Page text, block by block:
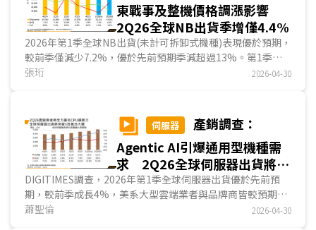
東戰事及整機價格調漲影響
2Q26全球NB出貨季增僅4.4%
2026年第1季全球NB出貨(未計可拆卸式機種)表現優於預期，
較前季僅減少7.2%，優於先前預期季減超過13%。第1季由
於通路業者預期NB整機價格在2026全年將不斷上升，因此提
果出貨量季增幅度上升，以上因素皆造成第1季NB出貨優於預
期。
張珩 2026-04-30
伺服器
產銷調查：
Agentic AI引爆通用型機種需
求 2Q26全球伺服器出貨將破
500萬台大關
DIGITIMES調查，2026年第1季全球伺服器出貨優於先前預
期，較前季成長4%，美系大型雲端業者與品牌商皆較預期表
現更佳，Anthropic的Claude Code與OpenClaw等Agentic
蕭聖倫 2026-04-30